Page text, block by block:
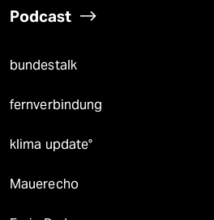
Podcast
bundestalk
fernverbindung
klima update°
Mauerecho